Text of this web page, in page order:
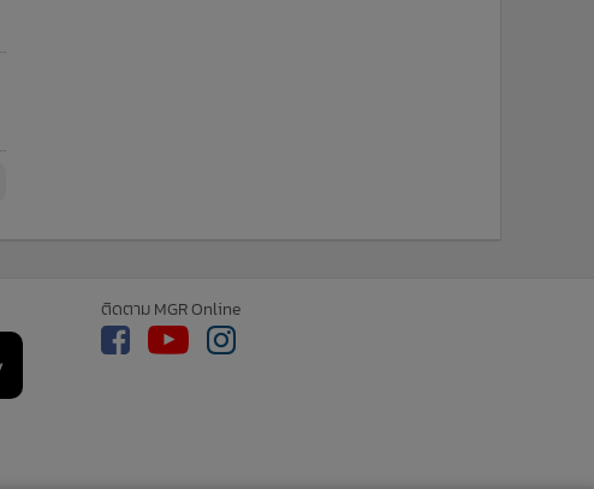
ติดตาม MGR Online